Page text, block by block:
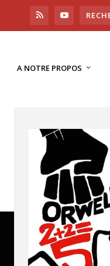
A NOTRE PROPOS